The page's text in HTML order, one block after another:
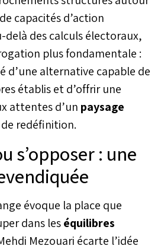
capacités d’action
delà des calculs électoraux,
plus fondamentale :
d’une alternative capable de
établis et d’offrir une
attentes d’un paysage
redéfinition.
s’opposer : une
évoque la place que
dans leséquilibres
Mezouari écarte l’idée